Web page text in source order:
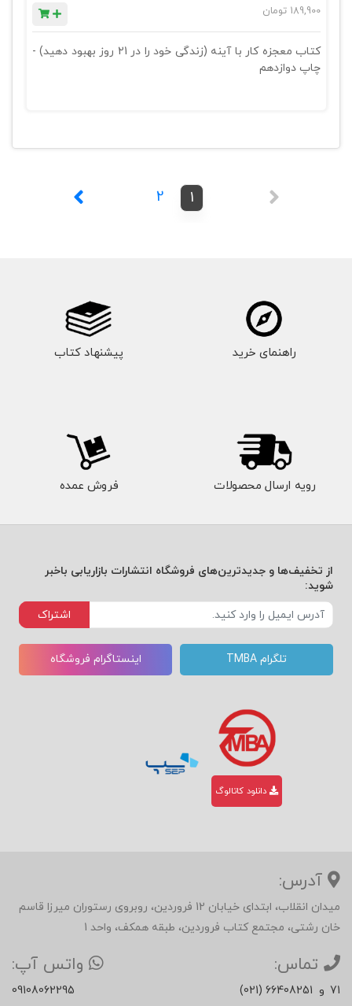
189,900 تومان
کتاب معجزه کار با آینه (زندگی خود را در 21 روز بهبود دهید) -
چاپ دوازدهم
1
2
راهنمای خرید پیشنهاد کتاب
رویه ارسال محصولات فروش عمده
از تخفیف‌ها و جدیدترین‌های فروشگاه انتشارات بازاریابی باخبر
شوید:
اشتراک
تلگرام TMBA اینستاگرام فروشگاه
دانلود کاتالوگ
آدرس:
میدان انقلاب، ابتدای خیابان 12 فروردین، روبروی رستوران میرزا قاسم
خان رشتی، مجتمع کتاب فروردین، طبقه همکف، واحد 1
تماس:
(021) 66408251 و 71
واتس آپ:
09108062295